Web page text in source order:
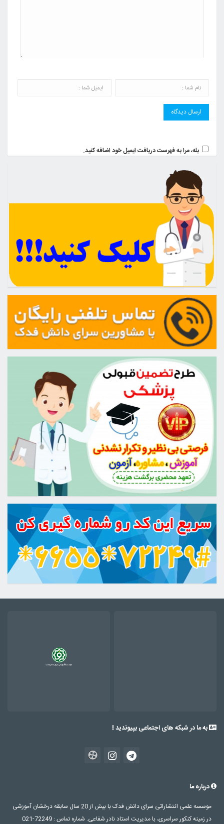
بله، مرا به فهرست دریافت ایمیل خود اضافه کنید.
به ما در شبکه های اجتماعی بپیوندید !
درباره ما
موسسه علمی انتشاراتی سرای دانش فدک با بیش از 20 سال سابقه درخشان آموزشی
در زمینه کنکور سراسری، با مدیریت استاد نادر شفاعی. شماره تماس : 72249-021